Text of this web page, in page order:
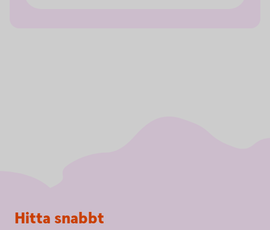
Sidfot
Hitta snabbt